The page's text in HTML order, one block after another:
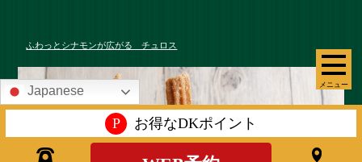
メニュー
ふわっとシナモンが広がる チュロス
Japanese
P お得なDKポイント